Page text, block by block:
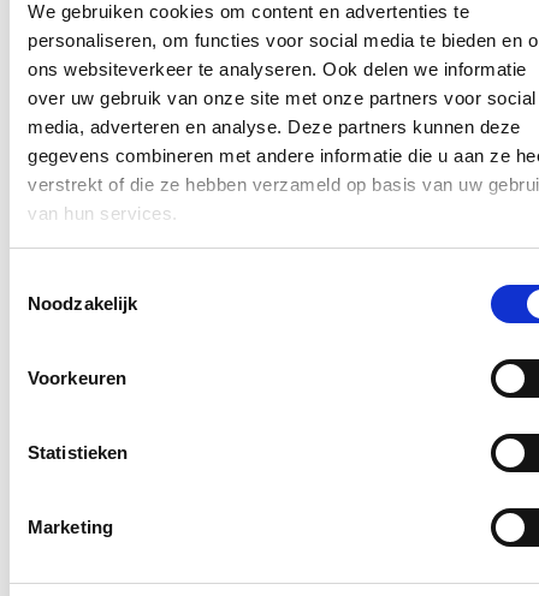
We gebruiken cookies om content en advertenties te
personaliseren, om functies voor social media te bieden en
ons websiteverkeer te analyseren. Ook delen we informatie
over uw gebruik van onze site met onze partners voor social
media, adverteren en analyse. Deze partners kunnen deze
gegevens combineren met andere informatie die u aan ze
verstrekt of die ze hebben verzameld op basis van uw
van hun services.
Noodzakelijk
Voorkeuren
Statistieken
Marketing
konden overnachten. Ook het aantal overnachtingen lijkt in
stijgende lijn te zijn na corona. In 2022 waren er 232.625
overnachtingen in jeugdlogies vanuit een totaal van 1.027.754
Blijf je graag op de hoogte?
Ontvang mijn nieuwsbrief.
Postcode
Ja, ik wens de nieuwsbrief van Loes Vandromme te ontvangen op
Klikhierom de privacyvoorwaarden te raadplegen
Recordaantal West-Vlaamse scholen kiest voor Oog